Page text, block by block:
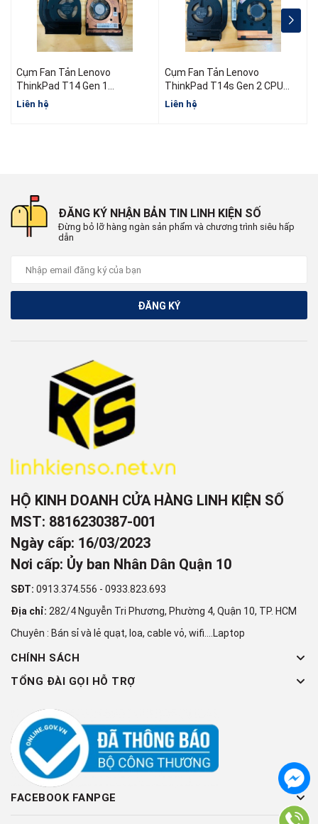
Cụm Fan Tản Lenovo
ThinkPad T14 Gen 1
5H40W36698 5H40W36699
5H40W36700
Liên hệ
Cụm Fan Tản Lenovo
ThinkPad T14s Gen 2 CPU
AMD
Liên hệ
ĐĂNG KÝ NHẬN BẢN TIN LINH KIỆN SỐ
Đừng bỏ lỡ hàng ngàn sản phẩm và chương trình siêu hấp
dẫn
ĐĂNG KÝ
HỘ KINH DOANH CỬA HÀNG LINH KIỆN SỐ
MST: 8816230387-001
Ngày cấp: 16/03/2023
Nơi cấp: Ủy ban Nhân Dân Quận 10
SĐT: 0913.374.556 - 0933.823.693
Địa chỉ: 282/4 Nguyễn Tri Phương, Phường 4, Quận 10, TP. HCM
Chuyên : Bán sỉ và lẻ quạt, loa, cable vỏ, wifi....Laptop
CHÍNH SÁCH
TỔNG ĐÀI GỌI HỖ TRỢ
FACEBOOK FANPGE